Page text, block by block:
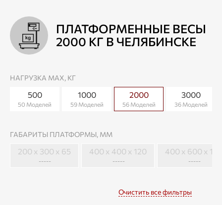
ПЛАТФОРМЕННЫЕ ВЕСЫ
2000 КГ В ЧЕЛЯБИНСКЕ
НАГРУЗКА МАХ, КГ
500
50 Моделей
1000
59 Моделей
2000
56 Моделей
3000
36 Моделей
ГАБАРИТЫ ПЛАТФОРМЫ, ММ
200 х 300 х 65
-----
400 x 400 x 120
-----
400 x 600 x 120
-----
Очистить все фильтры